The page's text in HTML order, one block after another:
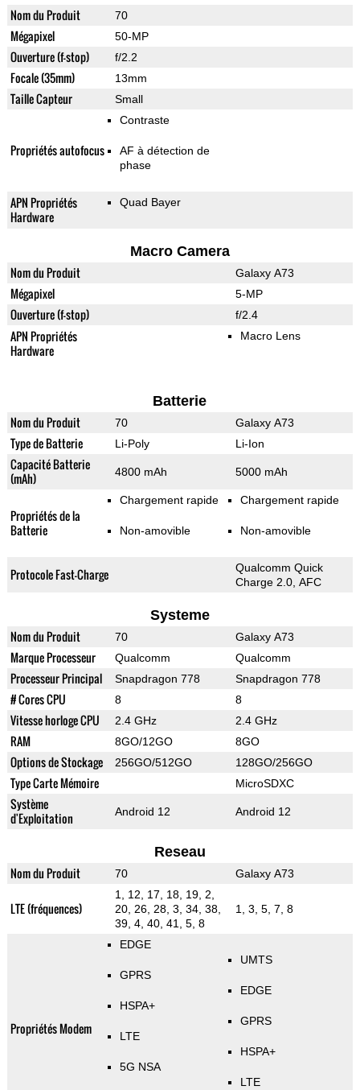
Nom du Produit 70
Mégapixel 50-MP
Ouverture (f-stop) f/2.2
Focale (35mm) 13mm
Taille Capteur Small
Propriétés autofocus
Contraste
AF à détection de
phase
APN Propriétés
Hardware
Quad Bayer
Macro Camera
Nom du Produit Galaxy A73
Mégapixel 5-MP
Ouverture (f-stop) f/2.4
APN Propriétés
Hardware
Macro Lens
Batterie
Nom du Produit 70 Galaxy A73
Type de Batterie Li-Poly Li-Ion
Capacité Batterie
(mAh)
4800 mAh 5000 mAh
Propriétés de la
Batterie
Chargement rapide
Non-amovible
Chargement rapide
Non-amovible
Protocole Fast-Charge
Qualcomm Quick
Charge 2.0, AFC
Systeme
Nom du Produit 70 Galaxy A73
Marque Processeur Qualcomm Qualcomm
Processeur Principal Snapdragon 778 Snapdragon 778
# Cores CPU 8 8
Vitesse horloge CPU 2.4 GHz 2.4 GHz
RAM 8GO/12GO 8GO
Options de Stockage 256GO/512GO 128GO/256GO
Type Carte Mémoire MicroSDXC
Système
d'Exploitation
Android 12 Android 12
Reseau
Nom du Produit 70 Galaxy A73
LTE (fréquences)
1, 12, 17, 18, 19, 2,
20, 26, 28, 3, 34, 38,
39, 4, 40, 41, 5, 8
1, 3, 5, 7, 8
Propriétés Modem
EDGE
GPRS
HSPA+
LTE
5G NSA
UMTS
EDGE
GPRS
HSPA+
LTE